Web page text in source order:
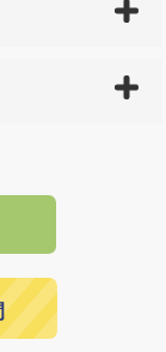
下全域に点在
らの
全国送
いたしますの
す。
じている場合
会までご注文
後で、商品を
天ペイ」を指
お送りいたし
、ご指定の日